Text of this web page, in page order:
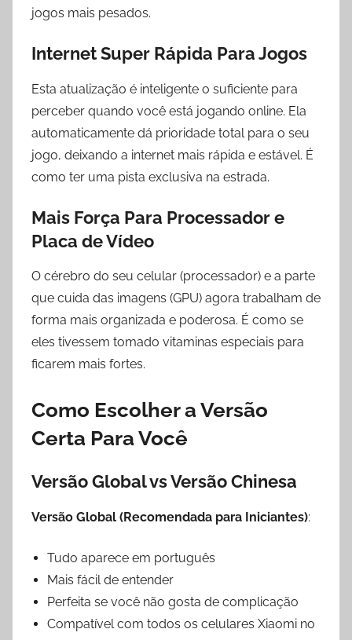
jogos mais pesados.
Internet Super Rápida Para Jogos
Esta atualização é inteligente o suficiente para
perceber quando você está jogando online. Ela
automaticamente dá prioridade total para o seu
jogo, deixando a internet mais rápida e estável. É
como ter uma pista exclusiva na estrada.
Mais Força Para Processador e
Placa de Vídeo
O cérebro do seu celular (processador) e a parte
que cuida das imagens (GPU) agora trabalham de
forma mais organizada e poderosa. É como se
eles tivessem tomado vitaminas especiais para
ficarem mais fortes.
Como Escolher a Versão
Certa Para Você
Versão Global vs Versão Chinesa
Versão Global (Recomendada para Iniciantes):
Tudo aparece em português
Mais fácil de entender
Perfeita se você não gosta de complicação
Compatível com todos os celulares Xiaomi no